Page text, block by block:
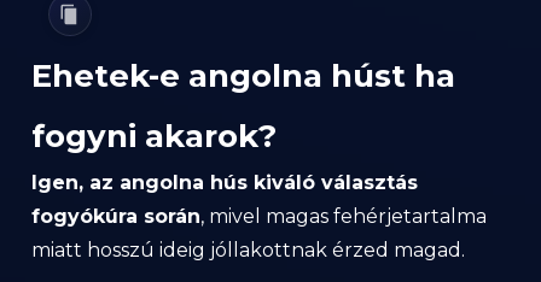
Ehetek-e angolna húst ha
fogyni akarok?
Igen, az angolna hús kiváló választás
fogyókúra során, mivel magas fehérjetartalma
miatt hosszú ideig jóllakottnak érzed magad.